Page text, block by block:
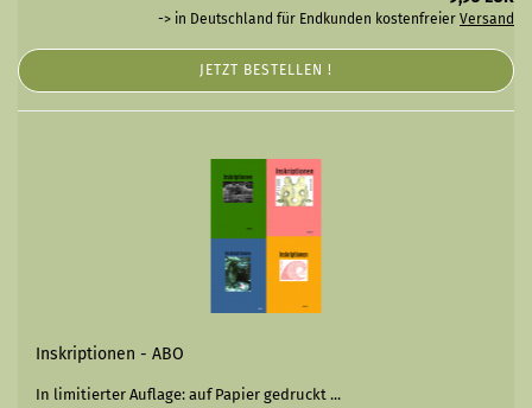
-> in Deutschland für Endkunden kostenfreier Versand
JETZT BESTELLEN !
Inskriptionen - ABO
In limitierter Auflage: auf Papier gedruckt ...